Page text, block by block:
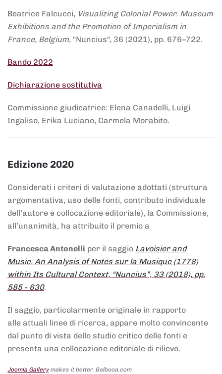
Beatrice Falcucci, Visualizing Colonial Power. Museum
Exhibitions and the Promotion of Imperialism in
France, Belgium, "Nuncius", 36 (2021), pp. 676–722.
Bando 2022
Dichiarazione sostitutiva
Commissione giudicatrice: Elena Canadelli, Luigi
Ingaliso, Erika Luciano, Carmela Morabito.
Edizione 2020
Considerati i criteri di valutazione adottati (struttura
argomentativa, uso delle fonti, contributo individuale
dell’autore e collocazione editoriale), la Commissione,
all’unanimità, ha attribuito il premio a
Francesca Antonelli per il saggio Lavoisier and
Music. An Analysis of Notes sur la Musique (1778)
within Its Cultural Context, “Nuncius”, 33 (2018), pp.
585 - 630.
Il saggio, particolarmente originale in rapporto
alle attuali linee di ricerca, appare molto convincente
dal punto di vista dello studio critico delle fonti e
presenta una collocazione editoriale di rilievo.
Joomla Gallerymakes it better. Balbooa.com